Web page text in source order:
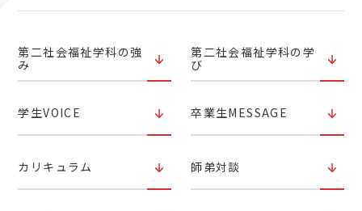
第二社会福祉学科の強
み
第二社会福祉学科の学
び
学生VOICE 卒業生MESSAGE
カリキュラム 師弟対談